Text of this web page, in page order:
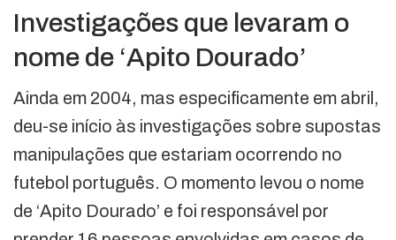
Investigações que levaram o
nome de ‘Apito Dourado’
Ainda em 2004, mas especificamente em abril,
deu-se início às investigações sobre supostas
manipulações que estariam ocorrendo no
futebol português. O momento levou o nome
de ‘Apito Dourado’ e foi responsável por